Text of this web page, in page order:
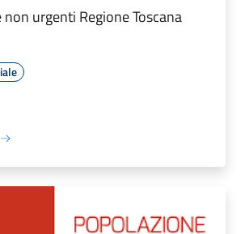
urgenti Regione Toscana